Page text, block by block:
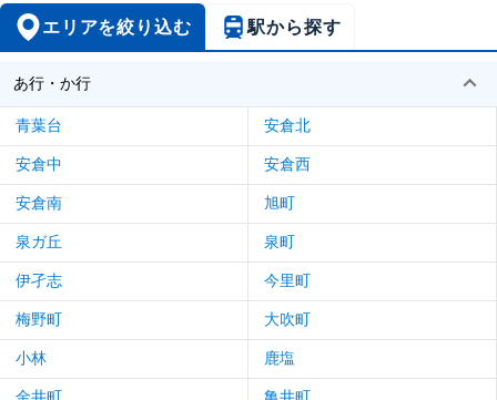
エリアを絞り込む 駅から探す
あ行・か行
青葉台 安倉北
安倉中 安倉西
安倉南 旭町
泉ガ丘 泉町
伊孑志 今里町
梅野町 大吹町
小林 鹿塩